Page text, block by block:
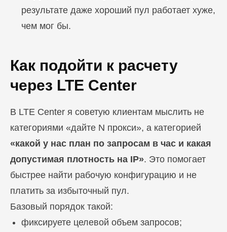
результате даже хороший пул работает хуже,
чем мог бы.
Как подойти к расчету
через LTE Center
В LTE Center я советую клиентам мыслить не
категориями «дайте N прокси», а категорией
«какой у нас план по запросам в час и какая
допустимая плотность на IP». Это помогает
быстрее найти рабочую конфигурацию и не
платить за избыточный пул.
Базовый порядок такой:
фиксируете целевой объем запросов;